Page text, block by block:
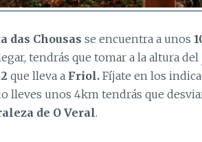
das Chousas se encuentra a unos
tendrás que tomar a la altura del
que lleva a Friol. Fíjate en los
lleves unos 4km tendrás que
de O Veral.